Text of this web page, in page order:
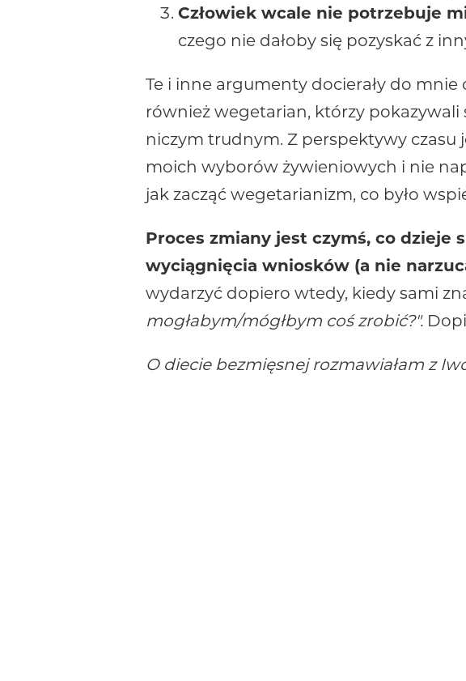
Człowiek wcale nie potrzebuje
czego nie dałoby się pozyskać z
Te i inne argumenty docierały do
również wegetarian, którzy
niczym trudnym. Z perspektywy czasu
moich wyborów żywieniowych i nie
jak zacząć wegetarianizm, co było
Proces zmiany jest czymś, co dzieje
wyciągnięcia wniosków (a nie
wydarzyć dopiero wtedy, kiedy sami
mogłabym/mógłbym coś zrobić?".
O diecie bezmięsnej rozmawiałam z